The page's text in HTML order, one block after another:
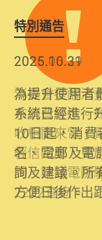
特別通告
2026.06.29
消委會提醒消
布消費警示。
收相關來電、
輕信回應，更
問，請致電防
2222查詢。
2025.10.31
為提升使用者
系統已經進行
10日起，消費
名、電郵及電
詢及建議。所
方便日後作出